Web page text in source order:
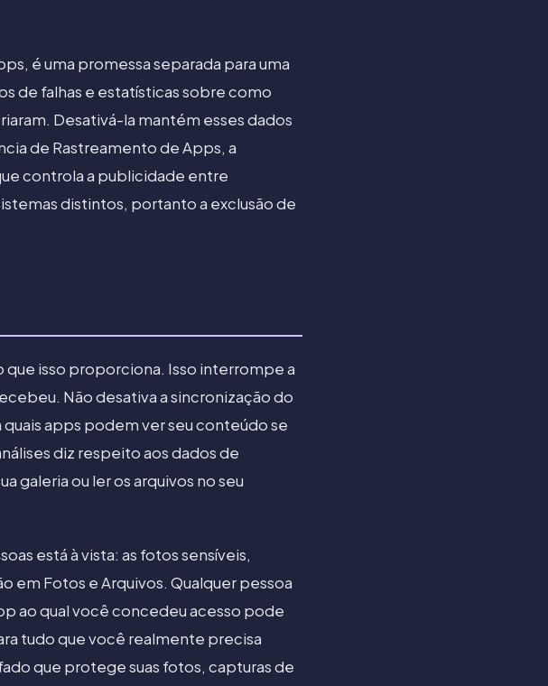
é uma promessa separada para uma
de falhas e estatísticas sobre como
Desativá-la mantém esses dados
de Rastreamento de Apps, a
controla a publicidade entre
distintos, portanto a exclusão de
que isso proporciona. Isso interrompe a
Não desativa a sincronização do
apps podem ver seu conteúdo se
diz respeito aos dados de
galeria ou ler os arquivos no seu
está à vista: as fotos sensíveis,
em Fotos e Arquivos. Qualquer pessoa
ao qual você concedeu acesso pode
tudo que você realmente precisa
que protege suas fotos, capturas de